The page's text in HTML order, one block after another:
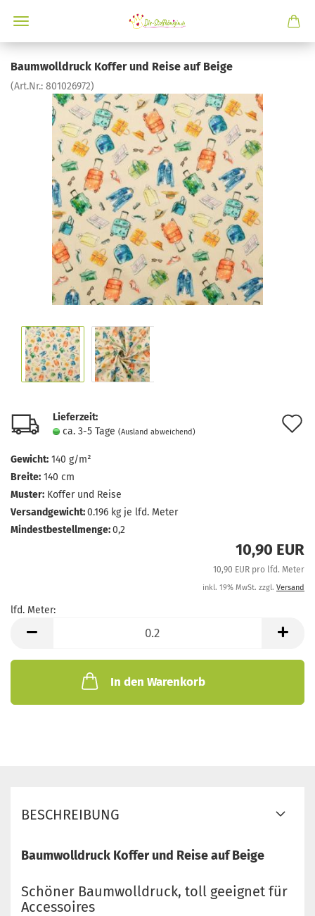
Baumwolldruck Koffer und Reise auf Beige
(Art.Nr.: 801026972)
Lieferzeit:
ca. 3-5 Tage (Ausland abweichend)
Gewicht: 140 g/m²
Breite: 140 cm
Muster: Koffer und Reise
Versandgewicht:0.196 kg je lfd. Meter
Mindestbestellmenge:0,2
10,90 EUR
10,90 EUR pro lfd. Meter
inkl. 19% MwSt. zzgl. Versand
lfd. Meter:
Meter
In den Warenkorb
BESCHREIBUNG
Baumwolldruck Koffer und Reise auf Beige
Schöner Baumwolldruck, toll geeignet für
Accessoires